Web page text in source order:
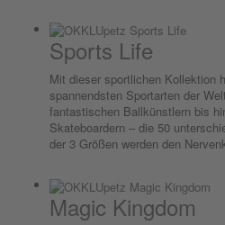
Sports Life
Mit dieser sportlichen Kollektion
spannendsten Sportarten der
fantastischen Ballkünstlern bis
Skateboardern – die 50
der 3 Größen werden den
Magic Kingdom